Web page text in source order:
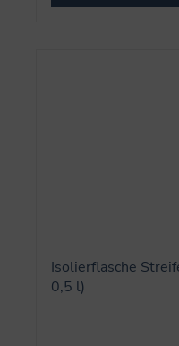
Isolierflasche
0,5 l)